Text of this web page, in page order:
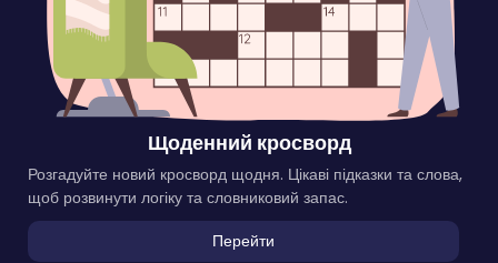
Щоденний кросворд
Розгадуйте новий кросворд щодня. Цікаві підказки та слова,
щоб розвинути логіку та словниковий запас.
Перейти